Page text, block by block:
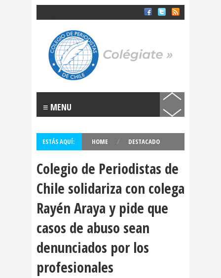
Colegio de Periodistas de Chile
SOMOS EL COLEGIO DE PERIODISTAS DE CHILE
Labels
“Rosario
Orrego”
bre
#ChileDespe
#Colegiodeperio
#ComisiónDDHH
#ComisiónDeGé
nero
#Comunicac
#ConvenciónConstit
ucional
#DDH
H
#DerechoalaComuni
cación
#DerechosFundam
entales
#Destaca
#Destacado
≡ MENU
ESTÁS AQUÍ: HOME / DESTACADO
Colegio de Periodistas de
Chile solidariza con colega
Rayén Araya y pide que
casos de abuso sean
denunciados por los
profesionales